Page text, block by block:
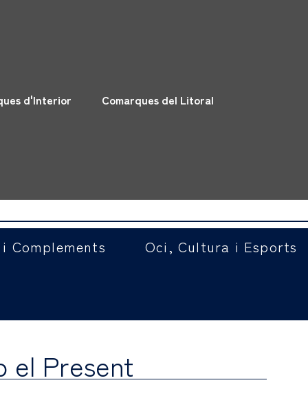
d'Interior Comarques del Litoral
Complements Oci, Cultura i Esports
el Present